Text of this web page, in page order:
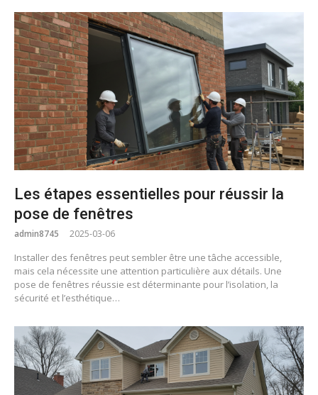
Les étapes essentielles pour réussir la
pose de fenêtres
admin8745 2025-03-06
Installer des fenêtres peut sembler être une tâche accessible,
mais cela nécessite une attention particulière aux détails. Une
pose de fenêtres réussie est déterminante pour l’isolation, la
sécurité et l’esthétique…